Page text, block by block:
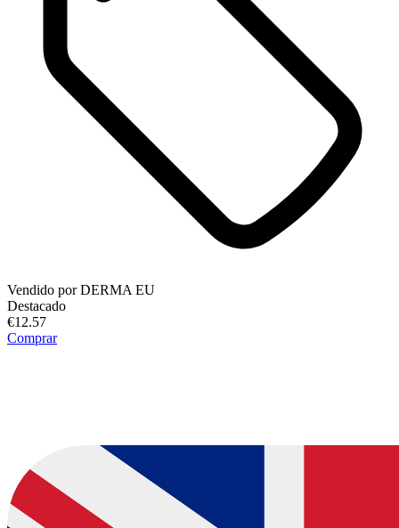
Vendido porDERMA EU
Destacado
€12.57
Comprar